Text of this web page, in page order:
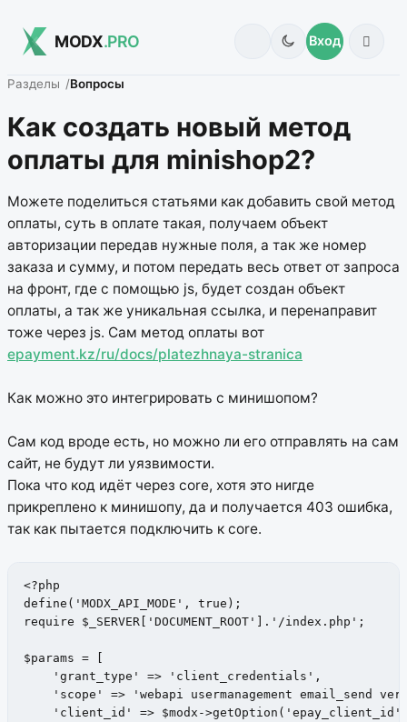
MODX.PRO Вход
Разделы Вопросы
Как создать новый метод
оплаты для minishop2?
Можете поделиться статьями как добавить свой метод
оплаты, суть в оплате такая, получаем объект
авторизации передав нужные поля, а так же номер
заказа и сумму, и потом передать весь ответ от запроса
на фронт, где с помощью js, будет создан объект
оплаты, а так же уникальная ссылка, и перенаправит
тоже через js. Сам метод оплаты вот
epayment.kz/ru/docs/platezhnaya-stranica
Как можно это интегрировать с минишопом?
Сам код вроде есть, но можно ли его отправлять на сам
сайт, не будут ли уязвимости.
Пока что код идёт через core, хотя это нигде
прикреплено к минишопу, да и получается 403 ошибка,
так как пытается подключить к core.
<?php
define('MODX_API_MODE', true);
require $_SERVER['DOCUMENT_ROOT'].'/index.php';
$params = [
    'grant_type' => 'client_credentials',
'scope' => 'webapi usermanagement email_send
'client_id' => $modx-